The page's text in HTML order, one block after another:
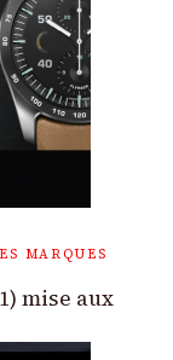
MARQUES
mise aux